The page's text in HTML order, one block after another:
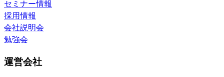
セミナー情報
採用情報
会社説明会
勉強会
運営会社